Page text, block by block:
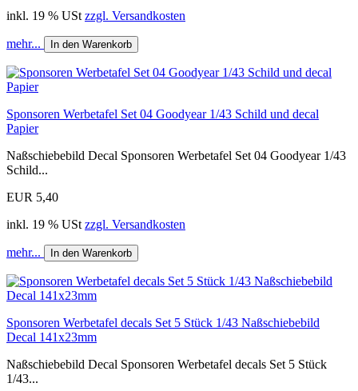
inkl. 19 % USt zzgl. Versandkosten
mehr... In den Warenkorb
Sponsoren Werbetafel Set 04 Goodyear 1/43 Schild und decal
Papier
Naßschiebebild Decal Sponsoren Werbetafel Set 04 Goodyear 1/43
Schild...
EUR 5,40
inkl. 19 % USt zzgl. Versandkosten
mehr... In den Warenkorb
Sponsoren Werbetafel decals Set 5 Stück 1/43 Naßschiebebild
Decal 141x23mm
Naßschiebebild Decal Sponsoren Werbetafel decals Set 5 Stück
1/43...